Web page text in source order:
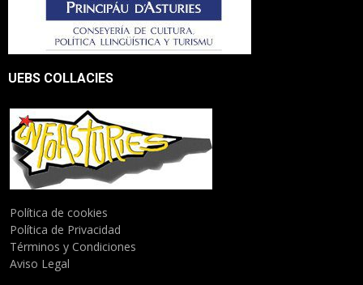
UEBS COLLACIES
Política de cookies
Política de Privacidad
Términos y Condiciones
Aviso Legal